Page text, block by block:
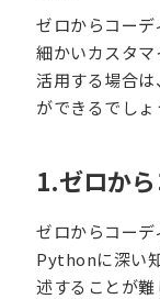
ゼロからコーデ
細かいカスタ
活用する場合
ができるでしょ
1.ゼロか
ゼロからコー
Pythonに深い
述することが難